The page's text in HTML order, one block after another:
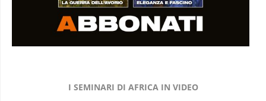
I SEMINARI DI AFRICA IN VIDEO